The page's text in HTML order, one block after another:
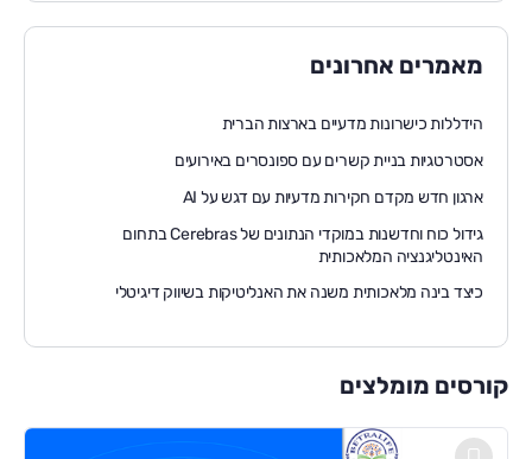
מאמרים אחרונים
הידללות כישרונות מדעיים בארצות הברית
אסטרטגיות בניית קשרים עם ספונסרים באירועים
ארגון חדש מקדם חקירות מדעיות עם דגש על AI
גידול כוח וחדשנות במוקדי הנתונים של Cerebras בתחום
האינטליגנציה המלאכותית
כיצד בינה מלאכותית משנה את האנליטיקות בשיווק דיגיטלי
קורסים מומלצים